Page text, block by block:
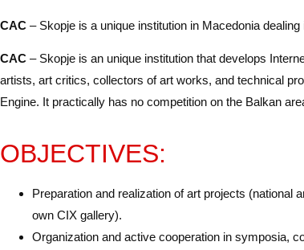
CAC – Skopje is a unique institution in Macedonia
CAC – Skopje is an unique institution that develops
artists, art critics, collectors of art works, and technical
Engine. It practically has no competition on the Balkan
OBJECTIVES:
Preparation and realization of art projects (national
own CIX gallery).
Organization and active cooperation in symposia,